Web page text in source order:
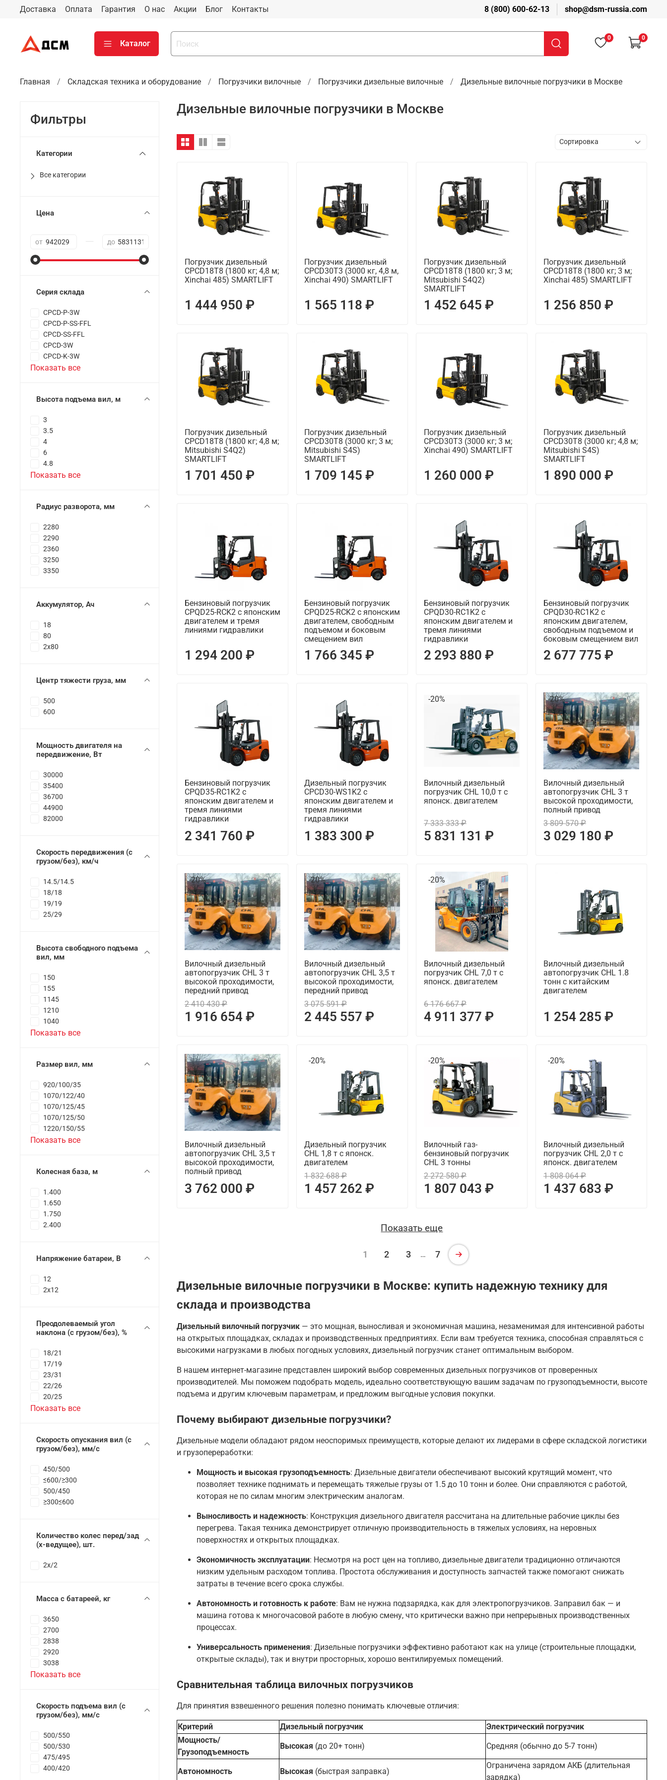
Доставка Оплата Гарантия О нас Акции Блог Контакты 8 (800) 600-62-13 shop@dsm-russia.com
Каталог
0 0
Главная Складская техника и оборудование Погрузчики вилочные Погрузчики дизельные вилочные Дизельные вилочные погрузчики в Москве
Дизельные вилочные погрузчики в Москве
Погрузчик дизельный
CPCD18T8 (1800 кг; 4,8 м;
Xinchai 485) SMARTLIFT
1 444 950 ₽
Погрузчик дизельный
CPCD30T3 (3000 кг, 4,8 м,
Xinchai 490) SMARTLIFT
1 565 118 ₽
Погрузчик дизельный
CPCD18T8 (1800 кг; 3 м;
Mitsubishi S4Q2)
SMARTLIFT
1 452 645 ₽
Погрузчик дизельный
CPCD18T8 (1800 кг; 3 м;
Xinchai 485) SMARTLIFT
1 256 850 ₽
Погрузчик дизельный
CPCD18T8 (1800 кг; 4,8 м;
Mitsubishi S4Q2)
SMARTLIFT
1 701 450 ₽
Погрузчик дизельный
CPCD30T8 (3000 кг; 3 м;
Mitsubishi S4S)
SMARTLIFT
1 709 145 ₽
Погрузчик дизельный
CPCD30T3 (3000 кг; 3 м;
Xinchai 490) SMARTLIFT
1 260 000 ₽
Погрузчик дизельный
CPCD30T8 (3000 кг; 4,8 м;
Mitsubishi S4S)
SMARTLIFT
1 890 000 ₽
Бензиновый погрузчик
CPQD25-RCK2 с японским
двигателем и тремя
линиями гидравлики
1 294 200 ₽
Бензиновый погрузчик
CPQD25-RCK2 с японским
двигателем, свободным
подъемом и боковым
смещением вил
1 766 345 ₽
Бензиновый погрузчик
CPQD30-RC1K2 с
японским двигателем и
тремя линиями
гидравлики
2 293 880 ₽
Бензиновый погрузчик
CPQD30-RC1K2 с
японским двигателем,
свободным подъемом и
боковым смещением вил
2 677 775 ₽
Бензиновый погрузчик
CPQD35-RC1K2 с
японским двигателем и
тремя линиями
гидравлики
2 341 760 ₽
Дизельный погрузчик
CPCD30-WS1K2 с
японским двигателем и
тремя линиями
гидравлики
1 383 300 ₽
-20%
Вилочный дизельный
погрузчик CHL 10,0 т с
японск. двигателем
7 333 333 ₽
5 831 131 ₽
-20%
Вилочный дизельный
автопогрузчик CHL 3 т
высокой проходимости,
полный привод
3 809 570 ₽
3 029 180 ₽
-20%
Вилочный дизельный
автопогрузчик CHL 3 т
высокой проходимости,
передний привод
2 410 430 ₽
1 916 654 ₽
-20%
Вилочный дизельный
автопогрузчик CHL 3,5 т
высокой проходимости,
передний привод
3 075 591 ₽
2 445 557 ₽
-20%
Вилочный дизельный
погрузчик CHL 7,0 т с
японск. двигателем
6 176 667 ₽
4 911 377 ₽
Вилочный дизельный
автопогрузчик CHL 1.8
тонн с китайским
двигателем
1 254 285 ₽
Вилочный дизельный
автопогрузчик CHL 3,5 т
высокой проходимости,
полный привод
3 762 000 ₽
-20%
Дизельный погрузчик
CHL 1,8 т с японск.
двигателем
1 832 688 ₽
1 457 262 ₽
-20%
Вилочный газ-
бензиновый погрузчик
CHL 3 тонны
2 272 580 ₽
1 807 043 ₽
-20%
Вилочный дизельный
погрузчик CHL 2,0 т с
японск. двигателем
1 808 064 ₽
1 437 683 ₽
Показать еще
1 2 3 … 7
Дизельные вилочные погрузчики в Москве: купить надежную технику для
склада и производства
Дизельный вилочный погрузчик— это мощная, выносливая и экономичная машина, незаменимая для интенсивной работы
на открытых площадках, складах и производственных предприятиях. Если вам требуется техника, способная справляться с
высокими нагрузками в любых погодных условиях, дизельный погрузчик станет оптимальным выбором.
В нашем интернет-магазине представлен широкий выбор современных дизельных погрузчиков от проверенных
производителей. Мы поможем подобрать модель, идеально соответствующую вашим задачам по грузоподъемности, высоте
подъема и другим ключевым параметрам, и предложим выгодные условия покупки.
Почему выбирают дизельные погрузчики?
Дизельные модели обладают рядом неоспоримых преимуществ, которые делают их лидерами в сфере складской логистики
и грузопереработки:
Мощность и высокая грузоподъемность: Дизельные двигатели обеспечивают высокий крутящий момент, что
позволяет технике поднимать и перемещать тяжелые грузы от 1.5 до 10 тонн и более. Они справляются с работой,
которая не по силам многим электрическим аналогам.
Выносливость и надежность: Конструкция дизельного двигателя рассчитана на длительные рабочие циклы без
перегрева. Такая техника демонстрирует отличную производительность в тяжелых условиях, на неровных
поверхностях и открытых площадках.
Экономичность эксплуатации: Несмотря на рост цен на топливо, дизельные двигатели традиционно отличаются
низким удельным расходом топлива. Простота обслуживания и доступность запчастей также помогают снижать
затраты в течение всего срока службы.
Автономность и готовность к работе: Вам не нужна подзарядка, как для электропогрузчиков. Заправил бак — и
машина готова к многочасовой работе в любую смену, что критически важно при непрерывных производственных
процессах.
Универсальность применения: Дизельные погрузчики эффективно работают как на улице (строительные площадки,
открытые склады), так и внутри просторных, хорошо вентилируемых помещений.
Сравнительная таблица вилочных погрузчиков
Для принятия взвешенного решения полезно понимать ключевые отличия:
Критерий Дизельный погрузчик
Электрический погрузчик
Мощность/
Грузоподъемность
Высокая (до 20+ тонн) Средняя (обычно до 5-7 тонн)
Автономность Высокая (быстрая заправка)
Ограничена зарядом АКБ (длительная
зарядка)
Фильтры
Категории
Все категории
Цена
от до
Серия склада
CPCD-P-3W
CPCD-P-SS-FFL
CPCD-SS-FFL
CPCD-3W
CPCD-K-3W
Показать все
Высота подъема вил, м
3
3.5
4
6
4.8
Показать все
Радиус разворота, мм
2280
2290
2360
3250
3350
Аккумулятор, Ач
18
80
2x80
Центр тяжести груза, мм
500
600
Мощность двигателя на
передвижение, Вт
30000
35400
36700
44900
82000
Скорость передвижения (с
грузом/без), км/ч
14.5/14.5
18/18
19/19
25/29
Высота свободного подъема
вил, мм
150
155
1145
1210
1040
Показать все
Размер вил, мм
920/100/35
1070/122/40
1070/125/45
1070/125/50
1220/150/55
Показать все
Колесная база, м
1.400
1.650
1.750
2.400
Напряжение батареи, B
12
2x12
Преодолеваемый угол
наклона (с грузом/без), %
18/21
17/19
23/31
22/26
20/25
Показать все
Скорость опускания вил (с
грузом/без), мм/с
450/500
≤600/≥300
500/450
≥300≤600
Количество колес перед/зад
(x-ведущее), шт.
2x/2
Масса с батареей, кг
3650
2700
2838
2920
3038
Показать все
Скорость подъема вил (с
грузом/без), мм/с
500/550
500/530
475/495
400/420